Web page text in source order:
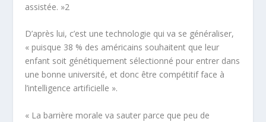
assistée. »2
D’après lui, c’est une technologie qui va se généraliser,
« puisque 38 % des américains souhaitent que leur
enfant soit génétiquement sélectionné pour entrer dans
une bonne université, et donc être compétitif face à
l’intelligence artificielle ».
« La barrière morale va sauter parce que peu de